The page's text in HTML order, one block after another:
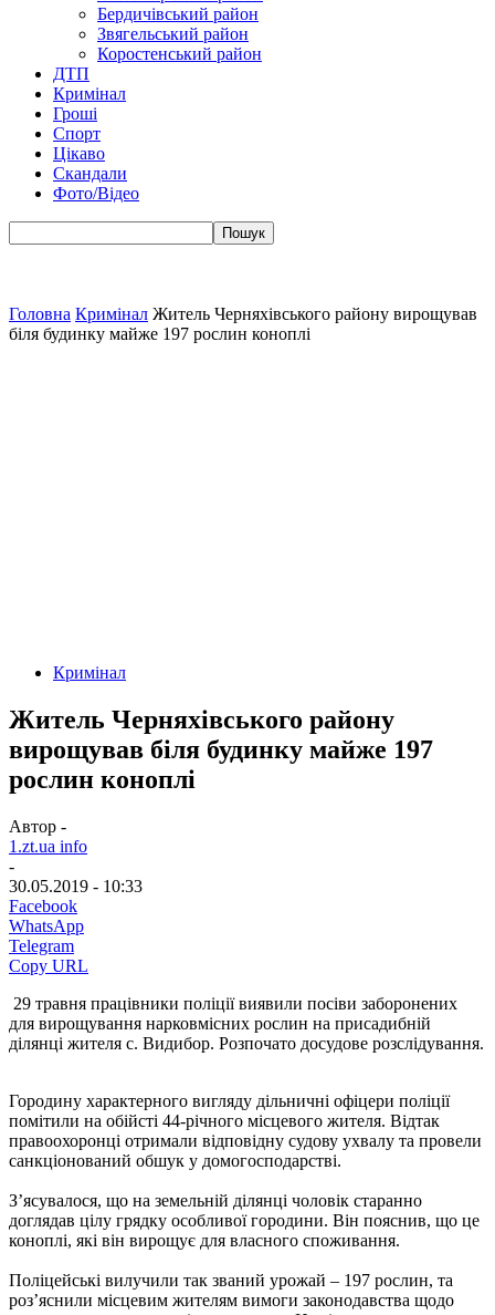
Бердичівський район
Звягельський район
Коростенський район
ДТП
Кримінал
Гроші
Спорт
Цікаво
Скандали
Фото/Відео
Головна Кримінал Житель Черняхівського району вирощував
біля будинку майже 197 рослин коноплі
Кримінал
Житель Черняхівського району
вирощував біля будинку майже 197
рослин коноплі
Автор -
1.zt.ua info
-
30.05.2019 - 10:33
Facebook
WhatsApp
Telegram
Copy URL
29 травня працівники поліції виявили посіви заборонених
для вирощування нарковмісних рослин на присадибній
ділянці жителя с. Видибор. Розпочато досудове розслідування.
Городину характерного вигляду дільничні офіцери поліції
помітили на обійсті 44-річного місцевого жителя. Відтак
правоохоронці отримали відповідну судову ухвалу та провели
санкціонований обшук у домогосподарстві.
З’ясувалося, що на земельній ділянці чоловік старанно
доглядав цілу грядку особливої городини. Він пояснив, що це
коноплі, які він вирощує для власного споживання.
Поліцейські вилучили так званий урожай – 197 рослин, та
роз’яснили місцевим жителям вимоги законодавства щодо